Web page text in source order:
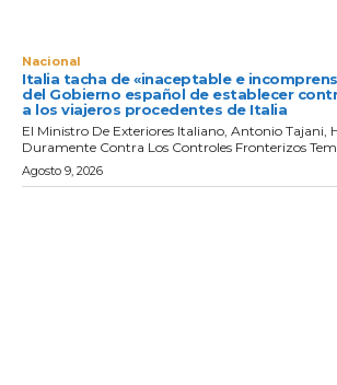
Nacional
Italia tacha de «inaceptable e
del Gobierno español de establecer
a los viajeros procedentes de Italia
El Ministro De Exteriores Italiano, Antonio Tajani,
Duramente Contra Los Controles Fronterizos
Agosto 9, 2026